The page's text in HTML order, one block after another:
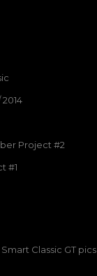
Project #2
#1
Classic GT pics